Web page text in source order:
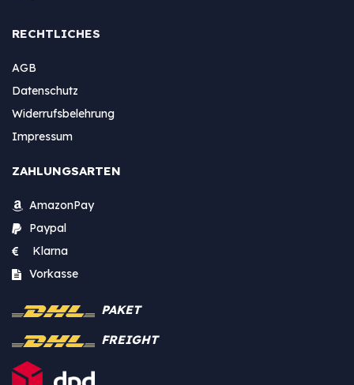
RECHTLICHES
AGB
Datenschutz
Widerrufsbelehrung
Impressum
ZAHLUNGSARTEN
AmazonPay
Paypal
Klarna
Vorkasse
PAKET
FREIGHT